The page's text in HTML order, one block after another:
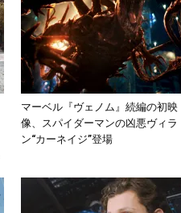
マーベル『ヴェノム』続編の初映
像、スパイダーマンの凶悪ヴィラ
ン“カーネイジ”登場